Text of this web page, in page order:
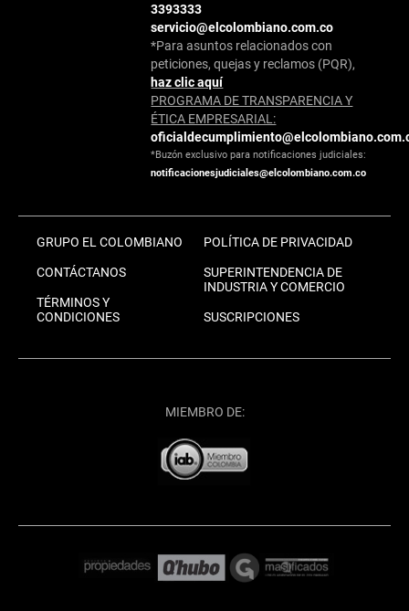
3393333
servicio@elcolombiano.com.co
*Para asuntos relacionados con
peticiones, quejas y reclamos (PQR),
haz clic aquí
PROGRAMA DE TRANSPARENCIA Y
ÉTICA EMPRESARIAL:
*Buzón exclusivo para notificaciones judiciales:
notificacionesjudiciales@elcolombiano.com.co
GRUPO EL COLOMBIANO
CONTÁCTANOS
TÉRMINOS Y
CONDICIONES
POLÍTICA DE PRIVACIDAD
SUPERINTENDENCIA DE
INDUSTRIA Y COMERCIO
SUSCRIPCIONES
MIEMBRO DE: